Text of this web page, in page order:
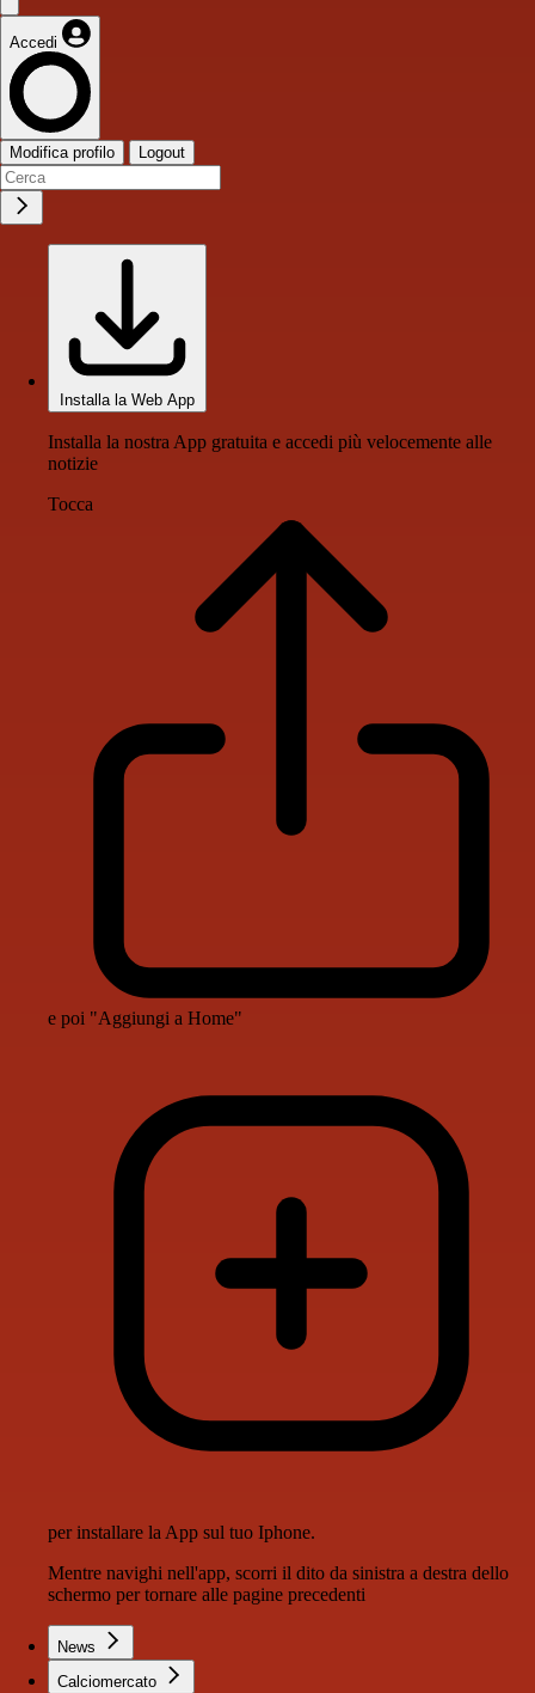
Accedi
Modifica profilo Logout
Installa la Web App
Installa la nostra App gratuita e accedi più velocemente alle
notizie
Tocca
e poi "Aggiungi a Home"
per installare la App sul tuo Iphone.
Mentre navighi nell'app, scorri il dito da sinistra a destra dello
schermo per tornare alle pagine precedenti
News
Calciomercato